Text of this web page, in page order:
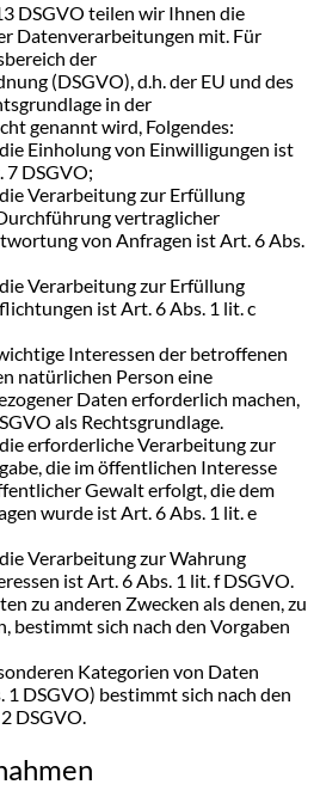
DSGVO teilen wir Ihnen die
Datenverarbeitungen mit. Für
der
(DSGVO), d.h. der EU und des
in der
genannt wird, Folgendes:
Einholung von Einwilligungen ist
7 DSGVO;
Verarbeitung zur Erfüllung
vertraglicher
von Anfragen ist Art. 6 Abs.
Verarbeitung zur Erfüllung
ist Art. 6 Abs. 1 lit. c
Interessen der betroffenen
natürlichen Person eine
Daten erforderlich machen,
als Rechtsgrundlage.
erforderliche Verarbeitung zur
die im öffentlichen Interesse
Gewalt erfolgt, die dem
wurde ist Art. 6 Abs. 1 lit. e
Verarbeitung zur Wahrung
ist Art. 6 Abs. 1 lit. f DSGVO.
zu anderen Zwecken als denen, zu
bestimmt sich nach den Vorgaben
Kategorien von Daten
DSGVO) bestimmt sich nach den
DSGVO.